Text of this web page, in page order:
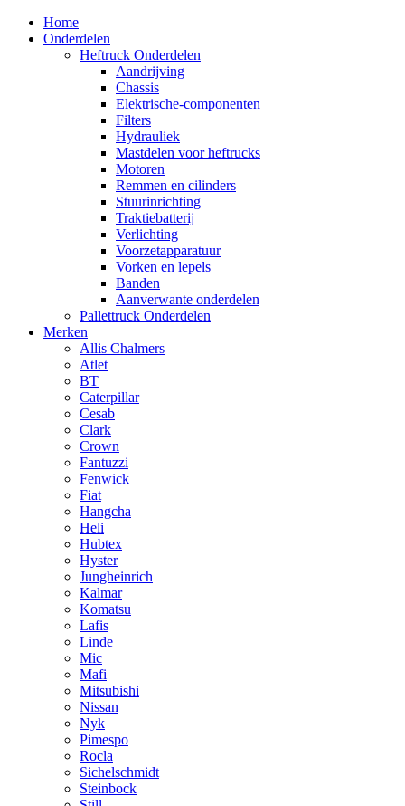
Home
Onderdelen
Heftruck Onderdelen
Aandrijving
Chassis
Elektrische-componenten
Filters
Hydrauliek
Mastdelen voor heftrucks
Motoren
Remmen en cilinders
Stuurinrichting
Traktiebatterij
Verlichting
Voorzetapparatuur
Vorken en lepels
Banden
Aanverwante onderdelen
Pallettruck Onderdelen
Merken
Allis Chalmers
Atlet
BT
Caterpillar
Cesab
Clark
Crown
Fantuzzi
Fenwick
Fiat
Hangcha
Heli
Hubtex
Hyster
Jungheinrich
Kalmar
Komatsu
Lafis
Linde
Mic
Mafi
Mitsubishi
Nissan
Nyk
Pimespo
Rocla
Sichelschmidt
Steinbock